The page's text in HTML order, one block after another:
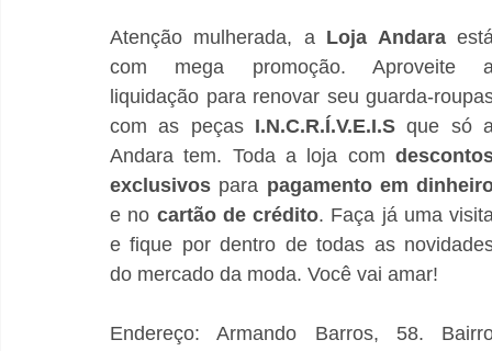
Atenção mulherada, a Loja Andara
com mega promoção. Aproveite
liquidação para renovar seu guarda-
com as peças I.N.C.R.Í.V.E.I.S que só
Andara tem. Toda a loja com
exclusivos para
e no cartão de crédito. Faça já uma
e fique por dentro de todas as
do mercado da moda. Você vai amar!
Endereço: Armando Barros, 58.